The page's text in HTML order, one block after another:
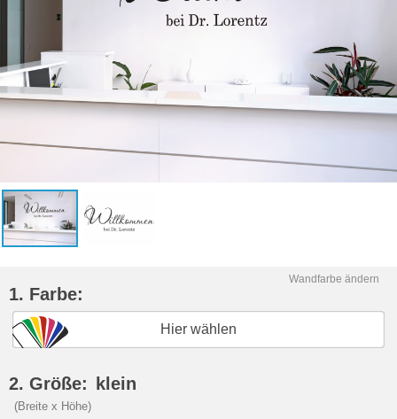
Wandfarbe ändern
1. Farbe:
Hier wählen
2. Größe: klein
(Breite x Höhe)